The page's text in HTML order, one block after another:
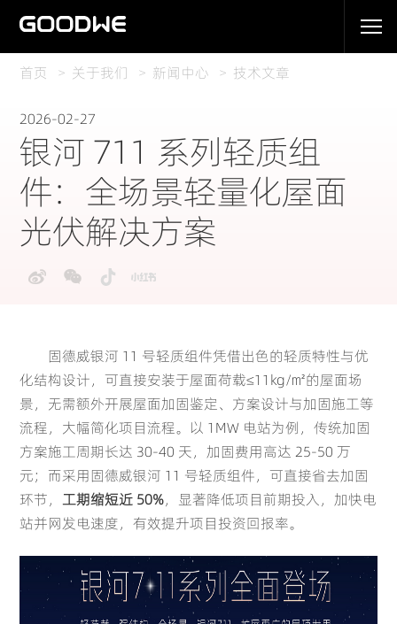
首页 关于我们 新闻中心 技术文章
2026-02-27
银河 711 系列轻质组
件：全场景轻量化屋面
光伏解决方案
固德威银河 11 号轻质组件凭借出色的轻质特性与优
化结构设计，可直接安装于屋面荷载≤11kg/㎡的屋面场
景，无需额外开展屋面加固鉴定、方案设计与加固施工等
流程，大幅简化项目流程。以 1MW 电站为例，传统加固
方案施工周期长达 30-40 天，加固费用高达 25-50 万
元；而采用固德威银河 11 号轻质组件，可直接省去加固
环节，工期缩短近 50%，显著降低项目前期投入，加快电
站并网发电速度，有效提升项目投资回报率。